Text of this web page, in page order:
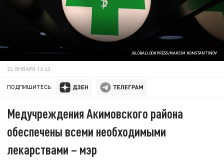
/GLOBALLOOKPRESS/MAKSIM KONSTANTINOV
24 ЯНВАРЯ 16:43
ПОДПИШИТЕСЬ:
Медучреждения Акимовского района
обеспечены всеми необходимыми
лекарствами – мэр